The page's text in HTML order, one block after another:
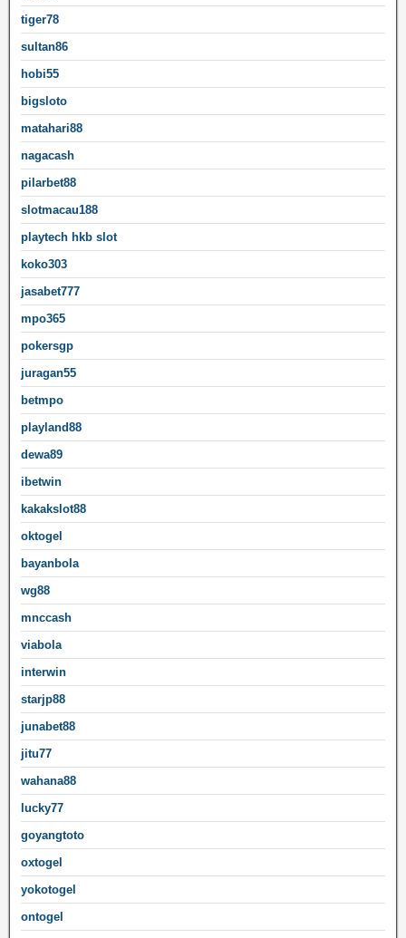
tiger78
sultan86
hobi55
bigsloto
matahari88
nagacash
pilarbet88
slotmacau188
playtech hkb slot
koko303
jasabet777
mpo365
pokersgp
juragan55
betmpo
playland88
dewa89
ibetwin
kakakslot88
oktogel
bayanbola
wg88
mnccash
viabola
interwin
starjp88
junabet88
jitu77
wahana88
lucky77
goyangtoto
oxtogel
yokotogel
ontogel